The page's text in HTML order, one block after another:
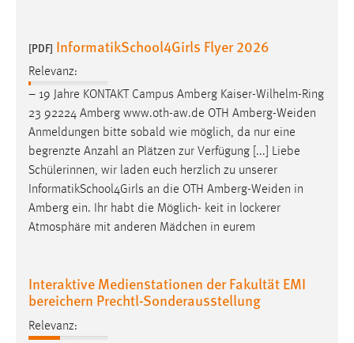
[PDF] InformatikSchool4Girls Flyer 2026
Relevanz:
– 19 Jahre KONTAKT Campus Amberg Kaiser-Wilhelm-Ring
23 92224 Amberg www.oth-aw.de OTH Amberg-Weiden
Anmeldungen bitte sobald wie möglich, da nur eine
begrenzte Anzahl an Plätzen zur Verfügung [...] Liebe
Schülerinnen, wir laden euch herzlich zu unserer
InformatikSchool4Girls an die OTH Amberg-Weiden in
Amberg ein. Ihr habt die Möglich- keit in lockerer
Atmosphäre mit anderen Mädchen in eurem
Interaktive Medienstationen der Fakultät EMI
bereichern Prechtl-Sonderausstellung
Relevanz: